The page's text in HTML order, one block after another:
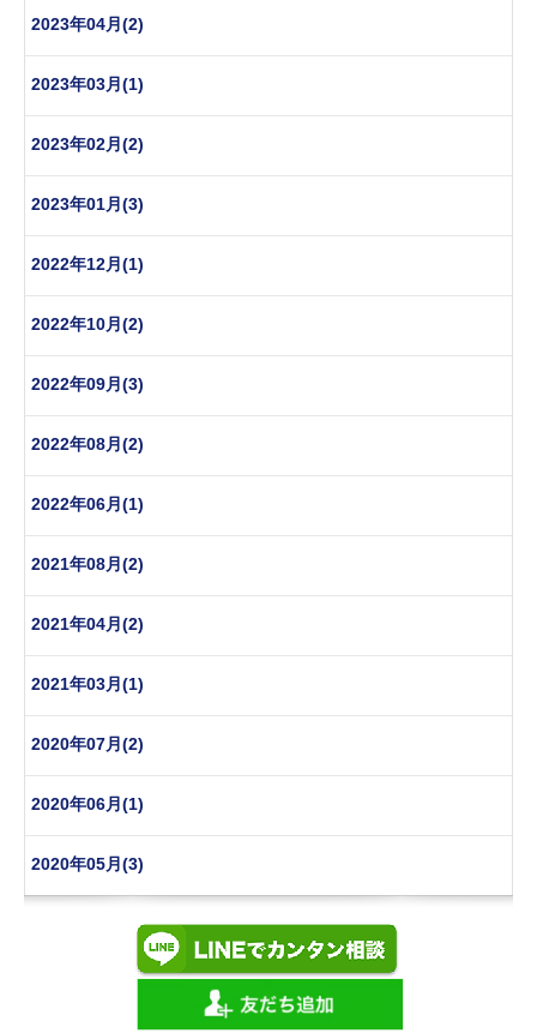
2023年04月(2)
2023年03月(1)
2023年02月(2)
2023年01月(3)
2022年12月(1)
2022年10月(2)
2022年09月(3)
2022年08月(2)
2022年06月(1)
2021年08月(2)
2021年04月(2)
2021年03月(1)
2020年07月(2)
2020年06月(1)
2020年05月(3)